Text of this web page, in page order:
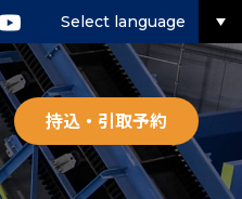
Select language
持込・引取予約